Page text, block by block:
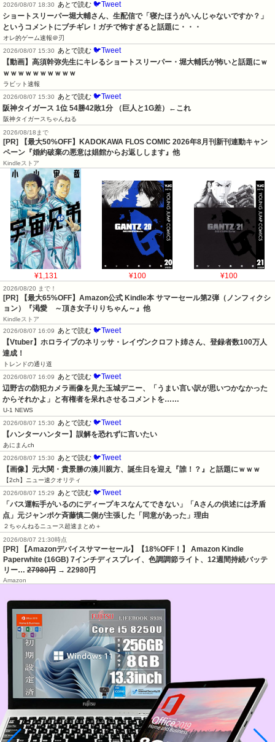
2026/08/07 18:30 あとで読む 🐦Tweet
ショートスリーパー堀大輔さん、生配信で「寝たほうがいんじゃないですか？」
というコメントにブチギレ！ガチで怖すぎると話題に・・・
オレ的ゲーム速報＠刃
2026/08/07 15:30
あとで読む 🐦Tweet
【動画】高須幹弥先生にキレるショートスリーパー・堀大輔氏が怖いと話題にｗ
ｗｗｗｗｗｗｗｗｗｗ
ラビット速報
2026/08/07 15:30
あとで読む 🐦Tweet
阪神タイガース 1位 54勝42敗1分 （巨人と1G差）←これ
阪神タイガースちゃんねる
2026/08/18まで
[PR] 【最大50%OFF】KADOKAWA FLOS COMIC 2026年8月刊新刊連動キャン
ペーン『婚約破棄の悪意は娼館からお返しします』他
Kindleストア
¥1,131 ¥100 ¥100
2026/08/20 まで！
[PR]
【最大65%OFF】Amazon公式 Kindle本 サマーセール第2弾（ノンフィクシ
ョン）『渇愛 ～頂き女子りりちゃん～』他
Kindleストア
2026/08/07 16:09
あとで読む 🐦Tweet
【Vtuber】ホロライブのネリッサ・レイヴンクロフト姉さん、登録者数100万人
達成！
トレンドの通り道
2026/08/07 16:09
あとで読む 🐦Tweet
辺野古の防犯カメラ画像を見た玉城デニー、「うまい言い訳が思いつかなかった
からそれかよ」と有権者を呆れさせるコメントを……
U-1 NEWS
2026/08/07 15:30
あとで読む 🐦Tweet
【ハンターハンター】誤解を恐れずに言いたい
あにまんch
2026/08/07 15:30
あとで読む 🐦Tweet
【画像】元大関・貴景勝の湊川親方、誕生日を迎え『誰！？』と話題にｗｗｗ
【2ch】ニュー速クオリティ
2026/08/07 15:29
あとで読む 🐦Tweet
「バス運転手がいるのにディープキスなんてできない」「Aさんの供述には矛盾
点」元ジャンポケ斉藤慎二側が主張した「同意があった」理由
２ちゃんねるニュース超速まとめ＋
2026/08/07 21:30時点
[PR] 【Amazonデバイスサマーセール】【18%OFF！】 Amazon Kindle
Paperwhite (16GB) 7インチディスプレイ、色調調節ライト、12週間持続バッテ
リー… 27980円 → 22980円
Amazon